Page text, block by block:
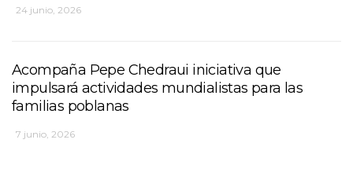
24 junio, 2026
Acompaña Pepe Chedraui iniciativa que
impulsará actividades mundialistas para las
familias poblanas
7 junio, 2026